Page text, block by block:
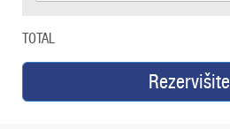
TOTAL
Rezervišite